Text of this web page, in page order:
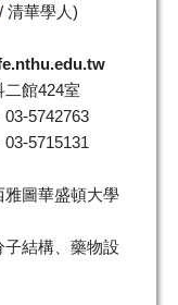
/ 清華學人)
館424室
5742763
5715131
雅圖華盛頓大學
結構、藥物設